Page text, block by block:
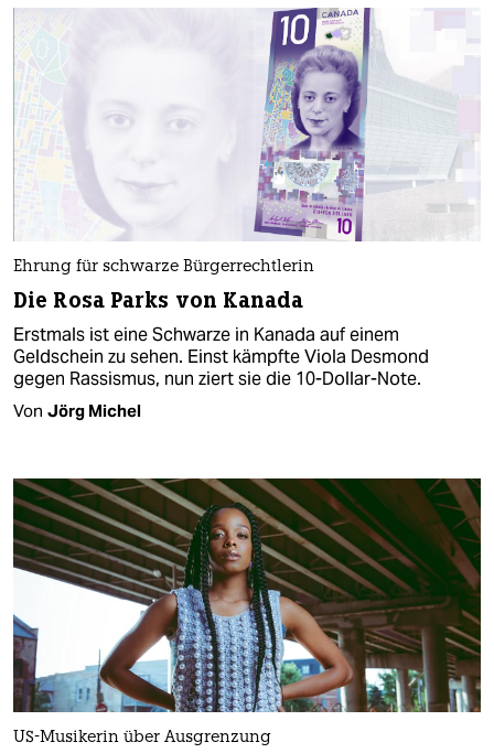
Ehrung für schwarze Bürgerrechtlerin
Die Rosa Parks von Kanada
Erstmals ist eine Schwarze in Kanada auf einem
Geldschein zu sehen. Einst kämpfte Viola Desmond
gegen Rassismus, nun ziert sie die 10-Dollar-Note.
Von Jörg Michel
US-Musikerin über Ausgrenzung